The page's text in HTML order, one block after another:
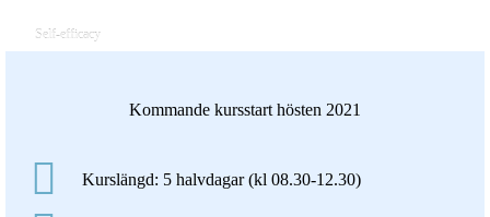
Self-efficacy
Kommande kursstart hösten 2021
Kurslängd: 5 halvdagar (kl 08.30-12.30)